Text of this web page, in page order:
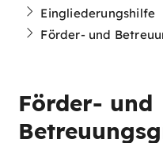
Eingliederungshilfe
Förder- und
Förder- und